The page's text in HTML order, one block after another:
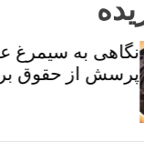
سیمرغ عطار با
حقوق برابر